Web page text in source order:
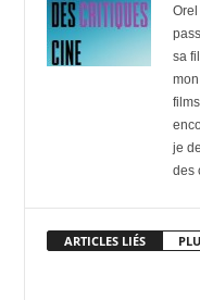
sa
je
des
ARTICLES LIÉS